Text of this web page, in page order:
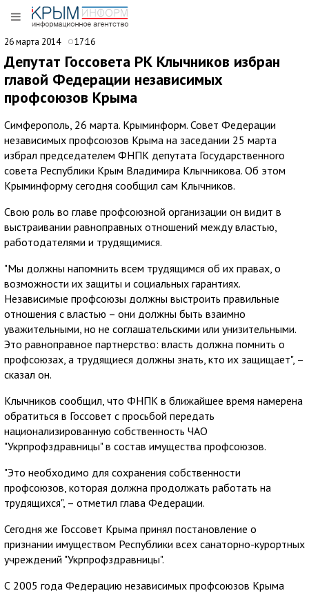
26 марта 2014 17:16
Депутат Госсовета РК Клычников избран
главой Федерации независимых
профсоюзов Крыма
Симферополь, 26 марта. Крыминформ. Совет Федерации
независимых профсоюзов Крыма на заседании 25 марта
избрал председателем ФНПК депутата Государственного
совета Республики Крым Владимира Клычникова. Об этом
Крыминформу сегодня сообщил сам Клычников.
Свою роль во главе профсоюзной организации он видит в
выстраивании равноправных отношений между властью,
работодателями и трудящимися.
"Мы должны напомнить всем трудящимся об их правах, о
возможности их защиты и социальных гарантиях.
Независимые профсоюзы должны выстроить правильные
отношения с властью – они должны быть взаимно
уважительными, но не соглашательскими или унизительными.
Это равноправное партнерство: власть должна помнить о
профсоюзах, а трудящиеся должны знать, кто их защищает", –
сказал он.
Клычников сообщил, что ФНПК в ближайшее время намерена
обратиться в Госсовет с просьбой передать
национализированную собственность ЧАО
"Укрпрофздравницы" в состав имущества профсоюзов.
"Это необходимо для сохранения собственности
профсоюзов, которая должна продолжать работать на
трудящихся", – отметил глава Федерации.
Сегодня же Госсовет Крыма принял постановление о
признании имуществом Республики всех санаторно-курортных
учреждений "Укрпрофздравницы".
С 2005 года Федерацию независимых профсоюзов Крыма